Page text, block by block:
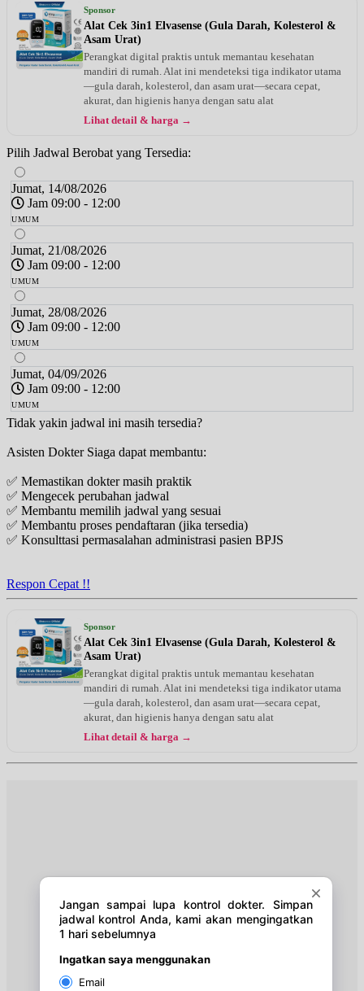
Sponsor
Alat Cek 3in1 Elvasense (Gula Darah, Kolesterol &
Asam Urat)
Perangkat digital praktis untuk memantau kesehatan
mandiri di rumah. Alat ini mendeteksi tiga indikator utama
—gula darah, kolesterol, dan asam urat—secara cepat,
akurat, dan higienis hanya dengan satu alat
Lihat detail & harga →
Pilih Jadwal Berobat yang Tersedia:
Jumat, 14/08/2026
Jam 09:00 - 12:00
UMUM
Jumat, 21/08/2026
Jam 09:00 - 12:00
UMUM
Jumat, 28/08/2026
Jam 09:00 - 12:00
UMUM
Jumat, 04/09/2026
Jam 09:00 - 12:00
UMUM
Tidak yakin jadwal ini masih tersedia?
Asisten Dokter Siaga dapat membantu:
✅ Memastikan dokter masih praktik
✅ Mengecek perubahan jadwal
✅ Membantu memilih jadwal yang sesuai
✅ Membantu proses pendaftaran (jika tersedia)
✅ Konsulttasi permasalahan administrasi pasien BPJS
Respon Cepat !!
Sponsor
Alat Cek 3in1 Elvasense (Gula Darah, Kolesterol &
Asam Urat)
Perangkat digital praktis untuk memantau kesehatan
mandiri di rumah. Alat ini mendeteksi tiga indikator utama
—gula darah, kolesterol, dan asam urat—secara cepat,
akurat, dan higienis hanya dengan satu alat
Lihat detail & harga →